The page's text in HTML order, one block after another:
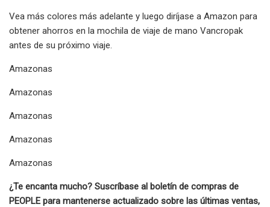
Vea más colores más adelante y luego diríjase a Amazon para
obtener ahorros en la mochila de viaje de mano Vancropak
antes de su próximo viaje.
Amazonas
Amazonas
Amazonas
Amazonas
Amazonas
¿Te encanta mucho? Suscríbase al boletín de compras de
PEOPLE para mantenerse actualizado sobre las últimas ventas,